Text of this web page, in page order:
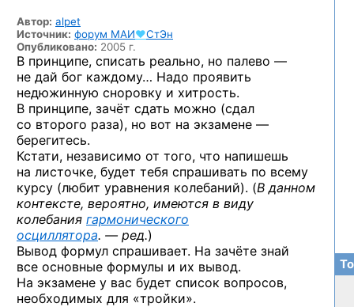
Автор: alpet
Источник: форум МАИ♥СтЭн
Опубликовано: 2005 г.
В принципе, списать реально, но палево —
не дай бог каждому… Надо проявить
недюжинную сноровку и хитрость.
В принципе, зачёт сдать можно (сдал
со второго раза), но вот на экзамене —
берегитесь.
Кстати, независимо от того, что напишешь
на листочке, будет тебя спрашивать по всему
курсу (любит уравнения колебаний). (В данном
контексте, вероятно, имеются в виду
колебания гармонического
осциллятора. — ред.)
Вывод формул спрашивает. На зачёте знай
все основные формулы и их вывод.
На экзамене у вас будет список вопросов,
необходимых для «тройки».